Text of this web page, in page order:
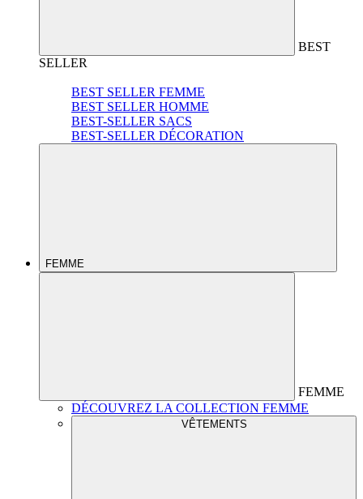
BEST
SELLER
BEST SELLER FEMME
BEST SELLER HOMME
BEST-SELLER SACS
BEST-SELLER DÉCORATION
FEMME
FEMME
DÉCOUVREZ LA COLLECTION FEMME
VÊTEMENTS